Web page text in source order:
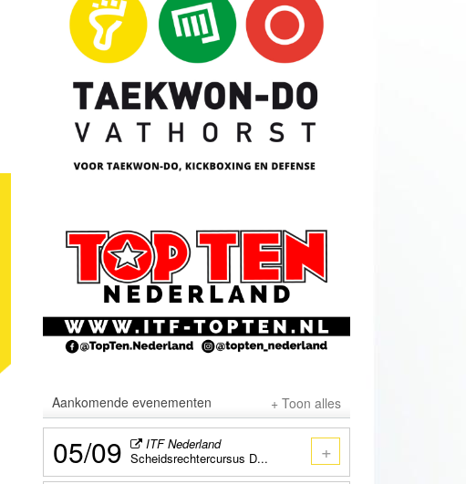
Aankomende evenementen + Toon alles
05/09
ITF Nederland
Scheidsrechtercursus D...
+